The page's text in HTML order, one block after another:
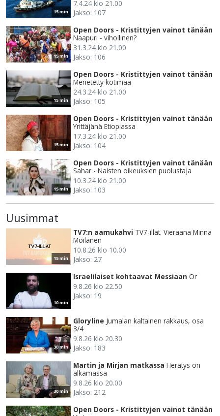
15 min
7.4.24 klo 21.00
Jakso: 107
15 min
Open Doors - Kristittyjen vainot tänään
Naapuri - vihollinen?
31.3.24 klo 21.00
Jakso: 106
15 min
Open Doors - Kristittyjen vainot tänään
Menetetty kotimaa
24.3.24 klo 21.00
Jakso: 105
15 min
Open Doors - Kristittyjen vainot tänään
Yrittäjänä Etiopiassa
17.3.24 klo 21.00
Jakso: 104
15 min
Open Doors - Kristittyjen vainot tänään
Sahar - Naisten oikeuksien puolustaja
10.3.24 klo 21.00
Jakso: 103
Uusimmat
15 min
TV7:n aamukahvi TV7-illat. Vieraana Minna
Moilanen
10.8.26 klo 10.00
Jakso: 27
10 min
Israelilaiset kohtaavat Messiaan Or
9.8.26 klo 22.50
Jakso: 19
30 min
Gloryline Jumalan kaltainen rakkaus, osa
3/4
9.8.26 klo 20.30
Jakso: 183
30 min
Martin ja Mirjan matkassa Herätys on
alkamassa
9.8.26 klo 20.00
Jakso: 212
Open Doors - Kristittyjen vainot tänään